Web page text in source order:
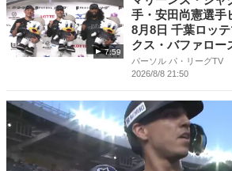
7:59
手・安田尚憲選手
8月8日 千葉ロッ
クス・バファロー
パーソル パ・リーグTV
2026/8/8 21:50